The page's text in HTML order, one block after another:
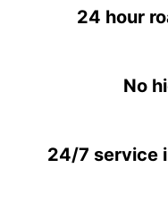
24 hour
No
24/7 service